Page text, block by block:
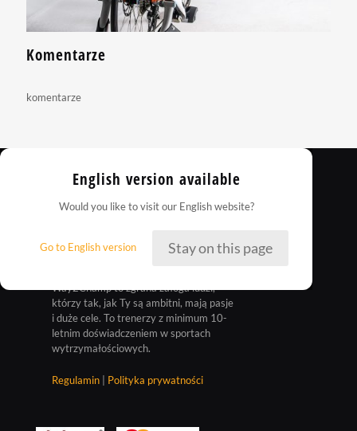
Komentarze
komentarze
Way2Champ to zgrana załoga ludzi,
którzy tak, jak Ty są ambitni, mają pasje
i duże cele. To trenerzy z minimum 10-
letnim doświadczeniem w sportach
wytrzymałościowych.
Regulamin Polityka prywatności
English version available
Would you like to visit our English website?
Go to English version Stay on this page